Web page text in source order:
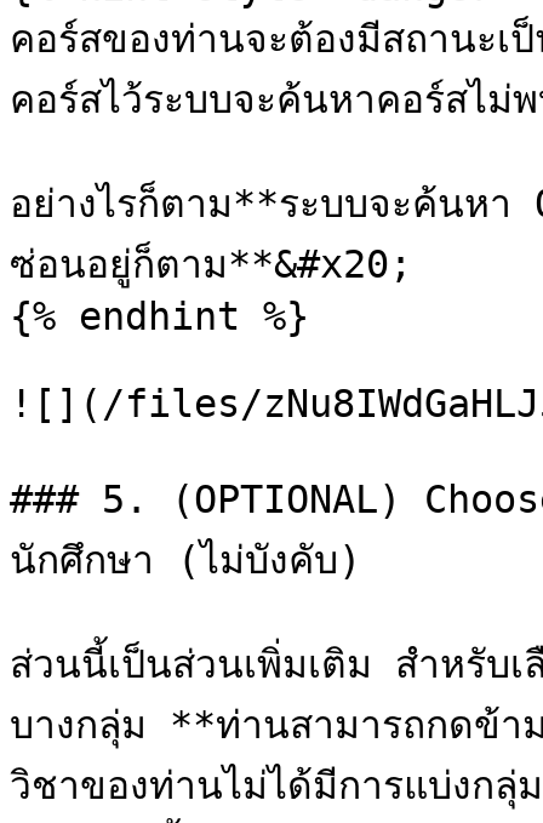
คอร์สของท่านจะต้องมีสถาน
คอร์สไว้ระบบจะค้นหาคอร์สไม่
อย่างไรก็ตาม**ระบบจะค้นห
ซ่อนอยู่ก็ตาม**&#x20;
{% endhint %}
![](/files/
### 5. (OPTIONAL)
นักศึกษา (ไม่บังคับ)
ส่วนนี้เป็นส่วนเพิ่มเติม สำหรับ
บางกลุ่ม **ท่านสามารถกดข้า
วิชาของท่านไม่ได้มีการแบ่งก